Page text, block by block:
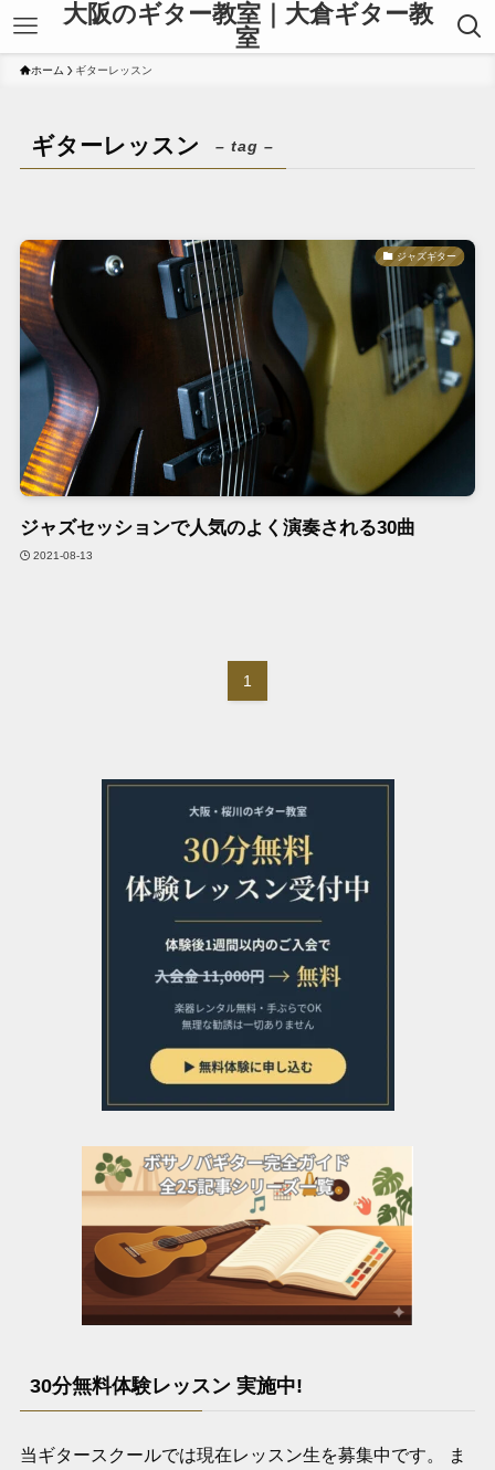
大阪のギター教室｜大倉ギター教
室
ホーム ギターレッスン
ギターレッスン – tag –
ジャズギター
ジャズセッションで人気のよく演奏される30曲
2021-08-13
1
30分無料体験レッスン 実施中!
当ギタースクールでは現在レッスン生を募集中です。 ま